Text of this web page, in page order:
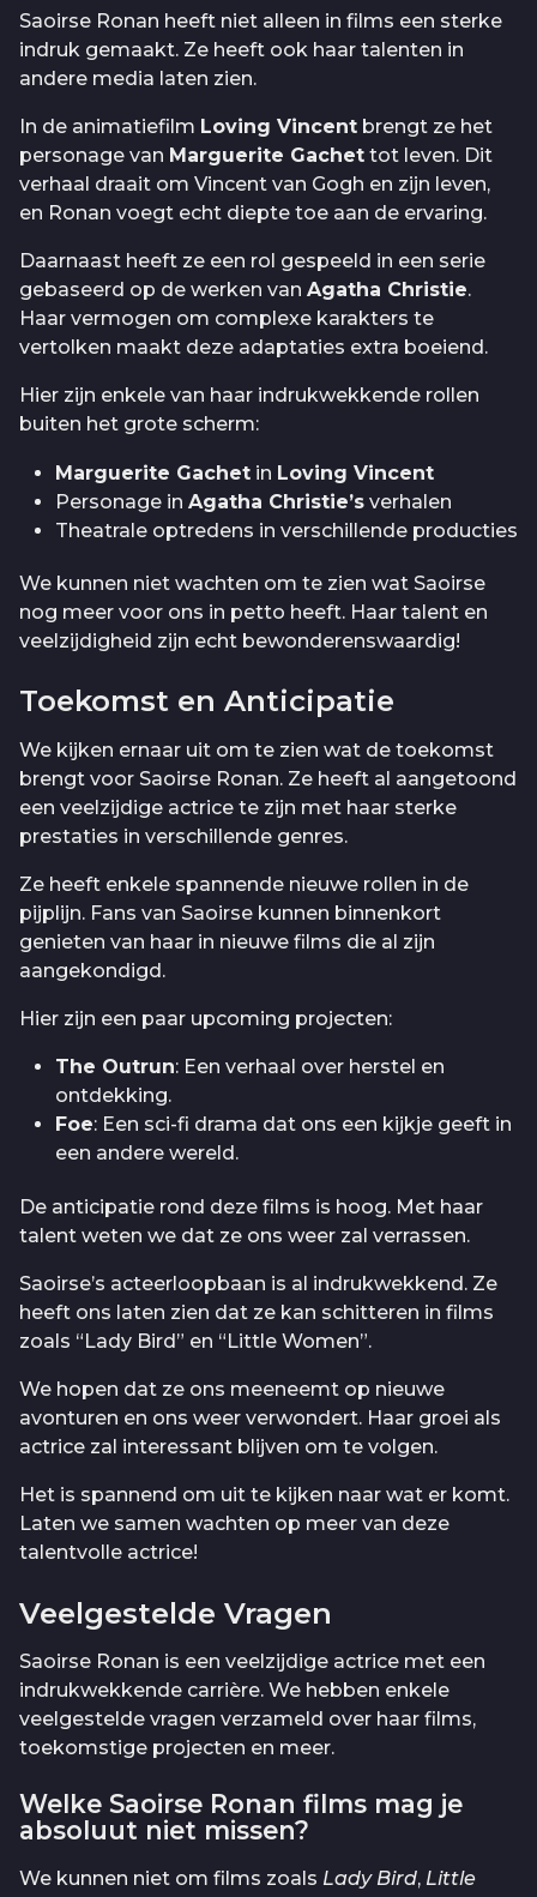
Saoirse Ronan heeft niet alleen in films een sterke
indruk gemaakt. Ze heeft ook haar talenten in
andere media laten zien.
In de animatiefilm Loving Vincent brengt ze het
personage van Marguerite Gachet tot leven. Dit
verhaal draait om Vincent van Gogh en zijn leven,
en Ronan voegt echt diepte toe aan de ervaring.
Daarnaast heeft ze een rol gespeeld in een serie
gebaseerd op de werken van Agatha Christie.
Haar vermogen om complexe karakters te
vertolken maakt deze adaptaties extra boeiend.
Hier zijn enkele van haar indrukwekkende rollen
buiten het grote scherm:
Marguerite Gachet in Loving Vincent
Personage in Agatha Christie’s verhalen
Theatrale optredens in verschillende producties
We kunnen niet wachten om te zien wat Saoirse
nog meer voor ons in petto heeft. Haar talent en
veelzijdigheid zijn echt bewonderenswaardig!
Toekomst en Anticipatie
We kijken ernaar uit om te zien wat de toekomst
brengt voor Saoirse Ronan. Ze heeft al aangetoond
een veelzijdige actrice te zijn met haar sterke
prestaties in verschillende genres.
Ze heeft enkele spannende nieuwe rollen in de
pijplijn. Fans van Saoirse kunnen binnenkort
genieten van haar in nieuwe films die al zijn
aangekondigd.
Hier zijn een paar upcoming projecten:
The Outrun: Een verhaal over herstel en
ontdekking.
Foe: Een sci-fi drama dat ons een kijkje geeft in
een andere wereld.
De anticipatie rond deze films is hoog. Met haar
talent weten we dat ze ons weer zal verrassen.
Saoirse’s acteerloopbaan is al indrukwekkend. Ze
heeft ons laten zien dat ze kan schitteren in films
zoals “Lady Bird” en “Little Women”.
We hopen dat ze ons meeneemt op nieuwe
avonturen en ons weer verwondert. Haar groei als
actrice zal interessant blijven om te volgen.
Het is spannend om uit te kijken naar wat er komt.
Laten we samen wachten op meer van deze
talentvolle actrice!
Veelgestelde Vragen
Saoirse Ronan is een veelzijdige actrice met een
indrukwekkende carrière. We hebben enkele
veelgestelde vragen verzameld over haar films,
toekomstige projecten en meer.
Welke Saoirse Ronan films mag je
absoluut niet missen?
We kunnen niet om films zoals Lady Bird, Little